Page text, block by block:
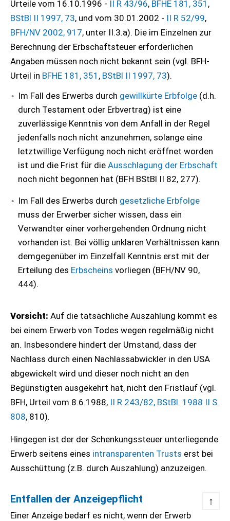
Urteile vom 16.10.1996 - II R 43/96, BFHE 181, 351 ,
BStBl II 1997, 73, und vom 30.01.2002 - II R 52/99,
BFH/NV 2002, 917, unter II.3.a). Die im Einzelnen zur
Berechnung der Erbschaftsteuer erforderlichen
Angaben müssen noch nicht bekannt sein (vgl. BFH-
Urteil in BFHE 181, 351 , BStBl II 1997, 73).
Im Fall des Erwerbs durch gewillkürte Erbfolge (d.h.
durch Testament oder Erbvertrag) ist eine
zuverlässige Kenntnis von dem Anfall in der Regel
jedenfalls noch nicht anzunehmen, solange eine
letztwillige Verfügung noch nicht eröffnet worden
ist und die Frist für die Ausschlagung der Erbschaft
noch nicht begonnen hat (BFH BStBl II 82, 277).
Im Fall des Erwerbs durch gesetzliche Erbfolge
muss der Erwerber sicher wissen, dass ein
Verwandter einer vorhergehenden Ordnung nicht
vorhanden ist. Bei völlig unklaren Verhältnissen kann
demgegenüber im Einzelfall Kenntnis erst mit der
Erteilung des Erbscheins vorliegen (BFH/NV 90,
444).
Vorsicht: Auf die tatsächliche Auszahlung kommt es
bei einem Erwerb von Todes wegen regelmäßig nicht
an. Insbesondere hindert der Umstand, dass der
Nachlass durch einen Nachlassabwickler in den USA
abgewickelt wird und dieser noch nicht an den
Begünstigten ausgekehrt hat, nicht den Fristlauf (vgl.
BFH, Urteil vom 8.6.1988, II R 243/82, BStBl. 1988 II S.
808, 810).
Hingegen ist der der Schenkungssteuer unterliegende
Erwerb seitens eines intransparenten Trusts erst bei
Ausschüttung (z.B. durch Auszahlung) anzuzeigen.
Entfallen der Anzeigepflicht ↑
Einer Anzeige bedarf es nicht, wenn der Erwerb